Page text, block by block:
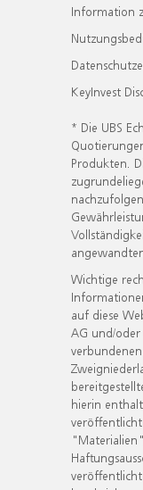
Information
KeyInvest
* Die UBS
Produkten.
Wichtige
auf diese
AG und/oder
hierin